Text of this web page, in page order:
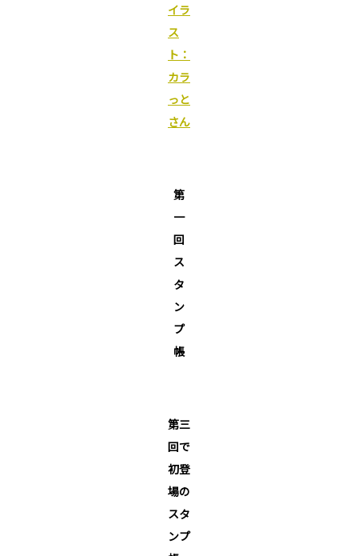
イラ
ス
ト：
カラ
っと
さん
第
一
回
ス
タ
ン
プ
帳
第三
回で
初登
場の
スタ
ンプ